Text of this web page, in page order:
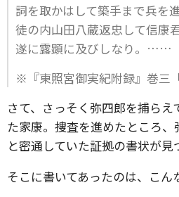
詞を取かはして築手まで兵を
徒の内山田八蔵返忠して信康
遂に露顕に及びしなり。……
※『東照宮御実紀附録』巻三
さて、さっそく弥四郎を捕ら
た家康。捜査を進めたところ
と密通していた証拠の書状が見
そこに書いてあったのは、こん